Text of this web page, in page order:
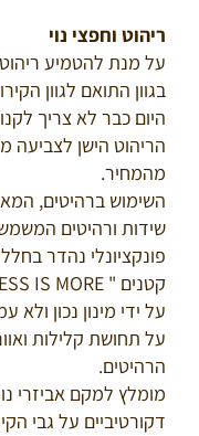
ריהוט וחפצי נוי
על מנת להטמיע
בגוון התואם לגוון
היום כבר לא צריך
הריהוט הישן לצביעה
מהמחיר.
השימוש ברהיטים,
שידות ורהיטים
פונקציונלי נהדר
קטנים " LESS IS MORE " ובתרגום – מינימליזם בחלל.
על ידי מינון נכון
על תחושת קלילות
הרהיטים.
מומלץ למקם אביזרי
דקורטיביים על גבי